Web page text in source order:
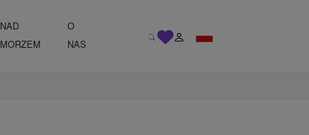
NAD
MORZEM
O
NAS